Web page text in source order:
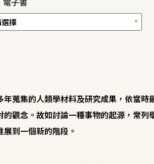
蒐集的人類學材料及研究成果，依當
觀念。故如討論一種事物的起源，常
到一個新的階段。